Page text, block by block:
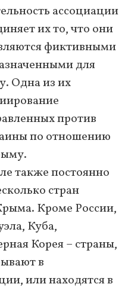
ассоциации
их то, что они
фиктивными
для
Одна из их
против
по отношению
также постоянно
стран
Кроме России,
Куба,
Корея – страны,
в
или находятся в